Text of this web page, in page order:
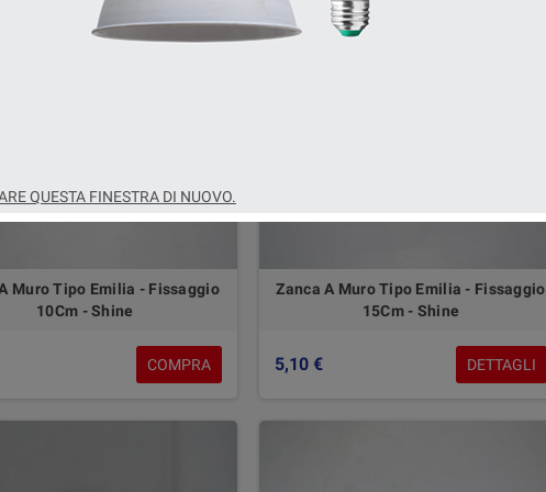
Muro Tipo Emilia - Fissaggio
10Cm - Shine
COMPRA
Zanca A Muro Tipo Emilia - Fissaggio
15Cm - Shine
5,10 € DETTAGLI
QUESTA FINESTRA DI NUOVO.